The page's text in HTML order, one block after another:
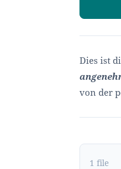
Dies ist
von der
1 file